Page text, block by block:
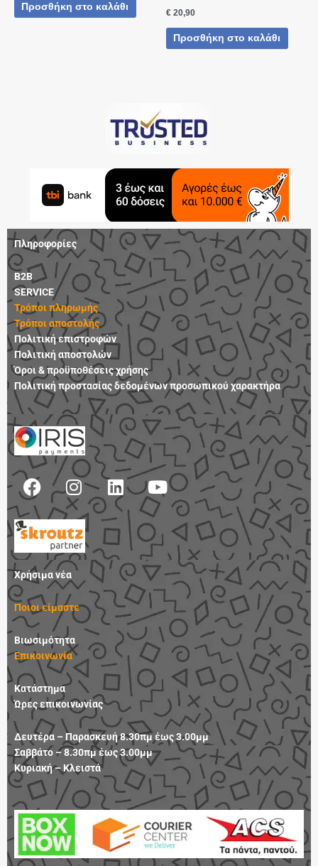
Προσθήκη στο καλάθι
€ 20,90
Προσθήκη στο καλάθι
Πληροφορίες
B2B
SERVICE
Τρόποι πληρωμής
Τρόποι αποστολής
Πολιτική επιστροφών
Πολιτική αποστολών
Όροι & προϋποθέσεις χρήσης
Πολιτική προστασίας δεδομένων προσωπικού χαρακτήρα
F
a
c
e
b
o
o
k
I
n
s
t
a
g
r
a
m
L
i
n
k
e
d
n
Y
o
u
t
u
b
e
Χρήσιμα νέα
Ποιοι είμαστε
Βιωσιμότητα
Επικοινωνία
Κατάστημα
Ώρες επικοινωνίας
Δευτέρα – Παρασκευή 8.30πμ έως 3.00μμ
Σαββάτο – 8.30πμ έως 3.00μμ
Κυριακή – Κλειστά